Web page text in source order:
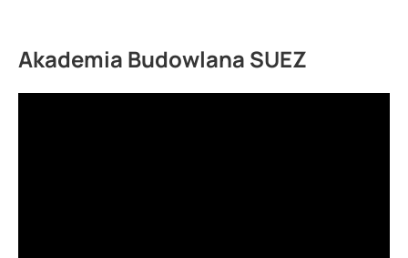
Akademia Budowlana SUEZ